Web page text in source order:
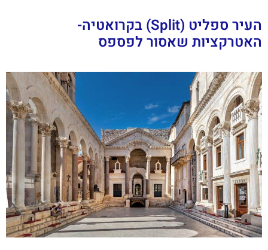
העיר ספליט (Split) בקרואטיה-
האטרקציות שאסור לפספס